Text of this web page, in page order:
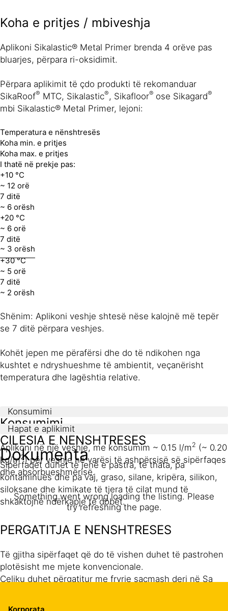
Koha e pritjes / mbiveshja
Aplikoni Sikalastic® Metal Primer brenda 4 orëve pas
bluarjes, përpara ri-oksidimit.
Përpara aplikimit të çdo produkti të rekomanduar
SikaRoof® MTC, Sikalastic® , Sikafloor® ose Sikagard®
mbi Sikalastic® Metal Primer, lejoni:
Temperatura e nënshtresës
Koha min. e pritjes
Koha max. e pritjes
I thatë në prekje pas:
+10 °C
~ 12 orë
7 ditë
~ 6 orësh
+20 °C
~ 6 orë
7 ditë
~ 3 orësh
+30 °C
~ 5 orë
7 ditë
~ 2 orësh
Shënim: Aplikoni veshje shtesë nëse kalojnë më tepër
se 7 ditë përpara veshjes.
Kohët jepen me përafërsi dhe do të ndikohen nga
kushtet e ndryshueshme të ambientit, veçanërisht
temperatura dhe lagështia relative.
Konsumimi
Konsumimi
Aplikoni në një veshje, me konsumim ~ 0.15 l/m2 (~ 0.20
kg/m2) për veshje në varësi të ashpërsisë së sipërfaqes
dhe absorbueshmërisë.
Hapat e aplikimit
CILËSIA E NËNSHTRESËS
Sipërfaqet duhet të jenë e pastra, të thata, pa
kontaminues dhe pa vaj, graso, silane, kripëra, silikon,
siloksane dhe kimikate të tjera të cilat mund të
shkaktojnë ndërkapje të dobët.
PËRGATITJA E NËNSHTRESËS
Të gjitha sipërfaqet që do të vishen duhet të pastrohen
plotësisht me mjete konvencionale.
Çeliku duhet përgatitur me fryrje saçmash deri në Sa
Dokumenta
Something went wrong loading the listing. Please
try refreshing the page.